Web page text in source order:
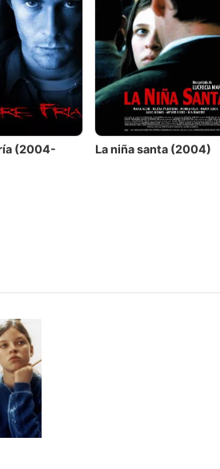
(2004-
La niña santa (2004)